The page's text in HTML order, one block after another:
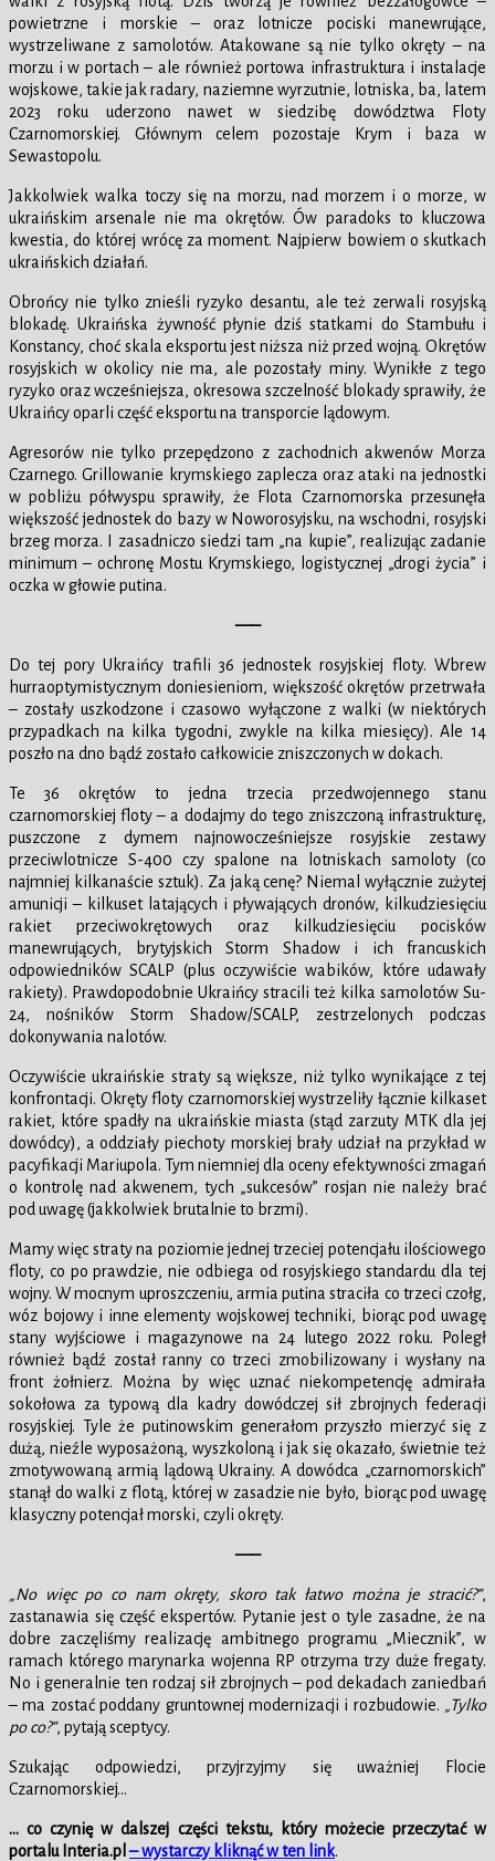
powietrzne i morskie – oraz lotnicze pociski manewrujące,
wystrzeliwane z samolotów. Atakowane są nie tylko okręty – na
morzu i w portach – ale również portowa infrastruktura i instalacje
wojskowe, takie jak radary, naziemne wyrzutnie, lotniska, ba, latem
2023 roku uderzono nawet w siedzibę dowództwa Floty
Czarnomorskiej. Głównym celem pozostaje Krym i baza w
Sewastopolu.
Jakkolwiek walka toczy się na morzu, nad morzem i o morze, w
ukraińskim arsenale nie ma okrętów. Ów paradoks to kluczowa
kwestia, do której wrócę za moment. Najpierw bowiem o skutkach
ukraińskich działań.
Obrońcy nie tylko znieśli ryzyko desantu, ale też zerwali rosyjską
blokadę. Ukraińska żywność płynie dziś statkami do Stambułu i
Konstancy, choć skala eksportu jest niższa niż przed wojną. Okrętów
rosyjskich w okolicy nie ma, ale pozostały miny. Wynikłe z tego
ryzyko oraz wcześniejsza, okresowa szczelność blokady sprawiły, że
Ukraińcy oparli część eksportu na transporcie lądowym.
Agresorów nie tylko przepędzono z zachodnich akwenów Morza
Czarnego. Grillowanie krymskiego zaplecza oraz ataki na jednostki
w pobliżu półwyspu sprawiły, że Flota Czarnomorska przesunęła
większość jednostek do bazy w Noworosyjsku, na wschodni, rosyjski
brzeg morza. I zasadniczo siedzi tam „na kupie”, realizując zadanie
minimum – ochronę Mostu Krymskiego, logistycznej „drogi życia” i
oczka w głowie putina.
—–
Do tej pory Ukraińcy trafili 36 jednostek rosyjskiej floty. Wbrew
hurraoptymistycznym doniesieniom, większość okrętów przetrwała
– zostały uszkodzone i czasowo wyłączone z walki (w niektórych
przypadkach na kilka tygodni, zwykle na kilka miesięcy). Ale 14
poszło na dno bądź zostało całkowicie zniszczonych w dokach.
Te 36 okrętów to jedna trzecia przedwojennego stanu
czarnomorskiej floty – a dodajmy do tego zniszczoną infrastrukturę,
puszczone z dymem najnowocześniejsze rosyjskie zestawy
przeciwlotnicze S-400 czy spalone na lotniskach samoloty (co
najmniej kilkanaście sztuk). Za jaką cenę? Niemal wyłącznie zużytej
amunicji – kilkuset latających i pływających dronów, kilkudziesięciu
rakiet przeciwokrętowych oraz kilkudziesięciu pocisków
manewrujących, brytyjskich Storm Shadow i ich francuskich
odpowiedników SCALP (plus oczywiście wabików, które udawały
rakiety). Prawdopodobnie Ukraińcy stracili też kilka samolotów Su-
24, nośników Storm Shadow/SCALP, zestrzelonych podczas
dokonywania nalotów.
Oczywiście ukraińskie straty są większe, niż tylko wynikające z tej
konfrontacji. Okręty floty czarnomorskiej wystrzeliły łącznie kilkaset
rakiet, które spadły na ukraińskie miasta (stąd zarzuty MTK dla jej
dowódcy), a oddziały piechoty morskiej brały udział na przykład w
pacyfikacji Mariupola. Tym niemniej dla oceny efektywności zmagań
o kontrolę nad akwenem, tych „sukcesów” rosjan nie należy brać
pod uwagę (jakkolwiek brutalnie to brzmi).
Mamy więc straty na poziomie jednej trzeciej potencjału ilościowego
floty, co po prawdzie, nie odbiega od rosyjskiego standardu dla tej
wojny. W mocnym uproszczeniu, armia putina straciła co trzeci czołg,
wóz bojowy i inne elementy wojskowej techniki, biorąc pod uwagę
stany wyjściowe i magazynowe na 24 lutego 2022 roku. Poległ
również bądź został ranny co trzeci zmobilizowany i wysłany na
front żołnierz. Można by więc uznać niekompetencję admirała
sokołowa za typową dla kadry dowódczej sił zbrojnych federacji
rosyjskiej. Tyle że putinowskim generałom przyszło mierzyć się z
dużą, nieźle wyposażoną, wyszkoloną i jak się okazało, świetnie też
zmotywowaną armią lądową Ukrainy. A dowódca „czarnomorskich”
stanął do walki z flotą, której w zasadzie nie było, biorąc pod uwagę
klasyczny potencjał morski, czyli okręty.
—–
„No więc po co nam okręty, skoro tak łatwo można je stracić?”,
zastanawia się część ekspertów. Pytanie jest o tyle zasadne, że na
dobre zaczęliśmy realizację ambitnego programu „Miecznik”, w
ramach którego marynarka wojenna RP otrzyma trzy duże fregaty.
No i generalnie ten rodzaj sił zbrojnych – pod dekadach zaniedbań
– ma zostać poddany gruntownej modernizacji i rozbudowie. „Tylko
po co?”, pytają sceptycy.
Szukając odpowiedzi, przyjrzyjmy się uważniej Flocie
Czarnomorskiej…
… co czynię w dalszej części tekstu, który możecie przeczytać w
portalu Interia.pl– wystarczy kliknąć w ten link.